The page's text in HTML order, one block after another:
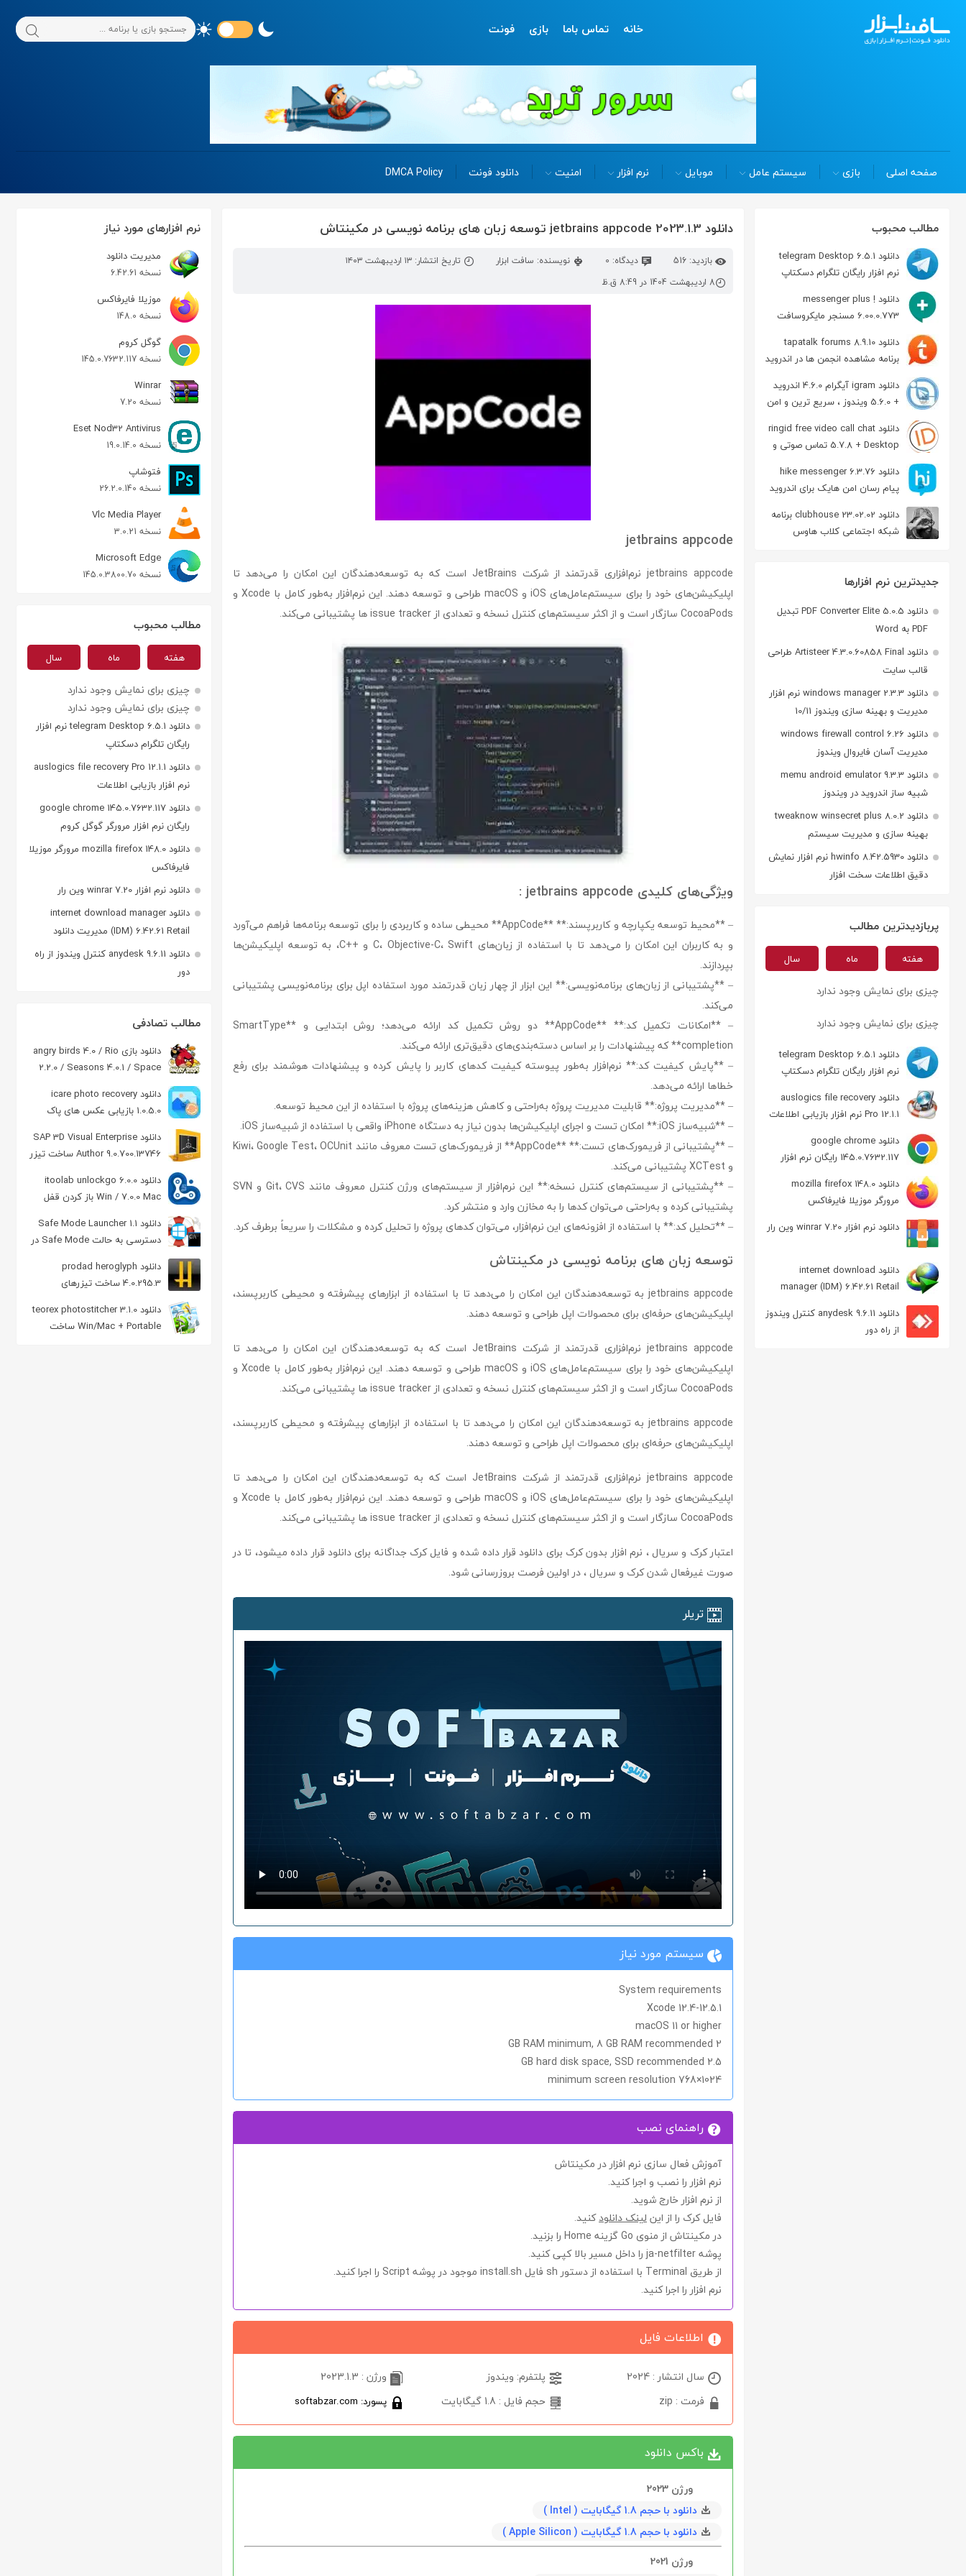
خانه تماس باما بازی فونت
صفحه اصلی بازی سیستم عامل موبایل نرم افزار امنیت دانلود فونت DMCA Policy
مطالب محبوب
دانلود telegram Desktop 6.5.1
نرم افزار رایگان تلگرام دسکتاپ
دانلود messenger plus !
6.00.0.773 مسنجر مایکروسافت
دانلود tapatalk forums 8.9.10
برنامه مشاهده انجمن ها در اندروید
دانلود igram آیگرام 4.6.0 اندروید
+ 5.6.0 ویندوز ، سریع ترین و امن
ترین نسخه تلگرام
دانلود ringid free video call chat
5.7.8 + Desktop تماس صوتی و
تصویری در اندروید
دانلود hike messenger 6.3.76
پیام‌ رسان‌ امن هایک برای اندروید
دانلود clubhouse 23.02.02 برنامه
شبکه اجتماعی کلاب هاوس
جدیدترین نرم افزارها
دانلود PDF Converter Elite 5.0.5 تبدیل
PDF به Word
دانلود Artisteer 4.3.0.60858 Final طراحی
قالب سایت
دانلود windows manager 2.3.3 نرم افزار
مدیریت و بهینه سازی ویندوز 10/11
دانلود windows firewall control 6.26
مدیریت آسان فایروال ویندوز
دانلود memu android emulator 9.3.3
شبیه ساز اندروید در ویندوز
دانلود tweaknow winsecret plus 8.0.2
بهینه سازی و مدیریت سیستم
دانلود hwinfo 8.42.5930 نرم افزار نمایش
دقیق اطلاعات سخت افزار
پربازدیدترین مطالب
هفته ماه سال
چیزی برای نمایش وجود ندارد
چیزی برای نمایش وجود ندارد
دانلود telegram Desktop 6.5.1
نرم افزار رایگان تلگرام دسکتاپ
دانلود auslogics file recovery
Pro 12.1.1 نرم افزار بازیابی اطلاعات
دانلود google chrome
145.0.7632.117 رایگان نرم افزار
مرورگر گوگل کروم
دانلود mozilla firefox 148.0
مرورگر موزیلا فایرفاکس
دانلود نرم افزار winrar 7.20 وین رار
دانلود internet download
manager (IDM) 6.42.61 Retail
مدیریت دانلود
دانلود anydesk 9.6.11 کنترل ویندوز
از راه دور
دانلود jetbrains appcode 2023.1.3 توسعه زبان های برنامه نویسی در مکینتاش
بازدید: 516 دیدگاه: 0 نویسنده: سافت ابزار
تاریخ انتشار: ۱۳ اردیبهشت ۱۴۰۳
8 اردیبهشت 1404 در 8:49 ق.ظ
jetbrains appcode
jetbrains appcode نرم‌افزاری قدرتمند از شرکت JetBrains است که به توسعه‌دهندگان این امکان را می‌دهد تا
اپلیکیشن‌های خود را برای سیستم‌عامل‌های iOS و macOS طراحی و توسعه دهند. این نرم‌افزار به‌طور کامل با Xcode و
CocoaPods سازگار است و از اکثر سیستم‌های کنترل نسخه و تعدادی از issue tracker ها پشتیبانی می‌کند.
ویژگی‌های کلیدی jetbrains appcode :
– **محیط توسعه یکپارچه و کاربرپسند:** **AppCode** محیطی ساده و کاربردی را برای توسعه برنامه‌ها فراهم می‌آورد
و به کاربران این امکان را می‌دهد تا با استفاده از زبان‌های C، Objective-C، Swift و ++C، به توسعه اپلیکیشن‌ها
بپردازند.
– **پشتیبانی از زبان‌های برنامه‌نویسی:** این ابزار از چهار زبان قدرتمند مورد استفاده اپل برای برنامه‌نویسی پشتیبانی
می‌کند.
– **امکانات تکمیل کد:** **AppCode** دو روش تکمیل کد ارائه می‌دهد؛ روش ابتدایی و **SmartType
completion** که پیشنهادات را بر اساس دسته‌بندی‌های دقیق‌تری ارائه می‌کند.
– **پایش کیفیت کد:** نرم‌افزار به‌طور پیوسته کیفیت کدهای کاربر را پایش کرده و پیشنهادات هوشمند برای رفع
خطاها ارائه می‌دهد.
– **مدیریت پروژه:** قابلیت مدیریت پروژه به‌راحتی و کاهش هزینه‌های پروژه با استفاده از این محیط توسعه.
– **شبیه‌ساز iOS:** امکان تست و اجرای اپلیکیشن‌ها بدون نیاز به دستگاه iPhone واقعی با استفاده از شبیه‌ساز iOS.
– **پشتیبانی از فریمورک‌های تست:** **AppCode** از فریمورک‌های تست معروف مانند Kiwi، Google Test، OCUnit
و XCTest پشتیبانی می‌کند.
– **پشتیبانی از سیستم‌های کنترل نسخه:** این نرم‌افزار از سیستم‌های ورژن کنترل معروف مانند Git، CVS و SVN
پشتیبانی کرده و به‌راحتی می‌توان کدها را به مخازن وارد و منتشر کرد.
– **تحلیل کد:** با استفاده از افزونه‌های این نرم‌افزار، می‌توان کدهای پروژه را تحلیل کرده و مشکلات را سریعاً برطرف کرد.
توسعه زبان های برنامه نویسی در مکینتاش
jetbrains appcode به توسعه‌دهندگان این امکان را می‌دهد تا با استفاده از ابزارهای پیشرفته و محیطی کاربرپسند،
اپلیکیشن‌های حرفه‌ای برای محصولات اپل طراحی و توسعه دهند.
jetbrains appcode نرم‌افزاری قدرتمند از شرکت JetBrains است که به توسعه‌دهندگان این امکان را می‌دهد تا
اپلیکیشن‌های خود را برای سیستم‌عامل‌های iOS و macOS طراحی و توسعه دهند. این نرم‌افزار به‌طور کامل با Xcode و
CocoaPods سازگار است و از اکثر سیستم‌های کنترل نسخه و تعدادی از issue tracker ها پشتیبانی می‌کند.
jetbrains appcode به توسعه‌دهندگان این امکان را می‌دهد تا با استفاده از ابزارهای پیشرفته و محیطی کاربرپسند،
اپلیکیشن‌های حرفه‌ای برای محصولات اپل طراحی و توسعه دهند.
jetbrains appcode نرم‌افزاری قدرتمند از شرکت JetBrains است که به توسعه‌دهندگان این امکان را می‌دهد تا
اپلیکیشن‌های خود را برای سیستم‌عامل‌های iOS و macOS طراحی و توسعه دهند. این نرم‌افزار به‌طور کامل با Xcode و
CocoaPods سازگار است و از اکثر سیستم‌های کنترل نسخه و تعدادی از issue tracker ها پشتیبانی می‌کند.
اعتبارکرک و سریال، نرم افزار بدون کرک برای دانلود قرار داده شده و فایل کرک جداگانه برای دانلود قرار داده میشود، تا در
صورت غیرفعال شدن کرک و سریال ، در اولین فرصت بروزرسانی شود.
تریلر
سیستم مورد نیاز
System requirements
Xcode 12.4-12.5.1
macOS 11 or higher
2 GB RAM minimum, 8 GB RAM recommended
2.5 GB hard disk space, SSD recommended
1024×768 minimum screen resolution
راهنمای نصب
آموزش فعال سازی نرم افزار در مکینتاش
نرم افزار را نصب و اجرا کنید.
از نرم افزار خارج شوید.
فایل کرک را از اینلینک دانلودکنید.
در مکینتاش از منوی Goگزینه Home را بزنید.
پوشهja-netfilterرا داخل مسیر بالا کپی کنید.
از طریق Terminal با استفاده از دستورsh فایل install.sh موجود در پوشه Script را اجرا کنید.
نرم افزار را اجرا کنید.
اطلاعات فایل
سال انتشار : 2024 پلتفرم: ویندوز
ورژن : 2023.1.3
فرمت : zip
حجم فایل : 1.8 گیگابایت پسورد: softabzar.com
باکس دانلود
ورژن 2023
دانلود با حجم 1.8 گیگابايت ( Intel )
دانلود با حجم 1.8 گیگابايت ( A‌pple Silicon )
ورژن 2021
نرم افزارهای مورد نیاز
مدیریت دانلود
نسخه 6.42.61
موزیلا فایرفاکس
نسخه 148.0
گوگل کروم
نسخه 145.0.7632.117
Winrar
نسخه 7.20
Eset Nod32 Antivirus
نسخه 19.0.14.0
فتوشاپ
نسخه 26.2.0.140
Vlc Media Player
نسخه 3.0.21
Microsoft Edge
نسخه 145.0.3800.70
مطالب محبوب
هفته ماه سال
چیزی برای نمایش وجود ندارد
چیزی برای نمایش وجود ندارد
دانلود telegram Desktop 6.5.1 نرم افزار
رایگان تلگرام دسکتاپ
دانلود auslogics file recovery Pro 12.1.1
نرم افزار بازیابی اطلاعات
دانلود google chrome 145.0.7632.117
رایگان نرم افزار مرورگر گوگل کروم
دانلود mozilla firefox 148.0 مرورگر موزیلا
فایرفاکس
دانلود نرم افزار winrar 7.20 وین رار
دانلود internet download manager
(IDM) 6.42.61 Retail مدیریت دانلود
دانلود anydesk 9.6.11 کنترل ویندوز از راه
دور
مطالب تصادفی
دانلود بازی angry birds 4.0 / Rio
2.2.0 / Seasons 4.0.1 / Space
1.6.0 برای PC
دانلود icare photo recovery
1.0.5.0 بازیابی عکس های پاک
شده
دانلود SAP 3D Visual Enterprise
Author 9.0.700.13746 ساخت تیزر
دانلود itoolab unlockgo 6.0.0
Win / 7.0.0 Mac باز کردن قفل
آیفون یا آیپد
دانلود Safe Mode Launcher 1.1
دسترسی به حالت Safe Mode در
ویندوز 10 و 11
دانلود prodad heroglyph
4.0.295.3 ساخت تیزرهای
ویدئویی
دانلود teorex photostitcher 3.1.0
Win/Mac + Portable ساخت